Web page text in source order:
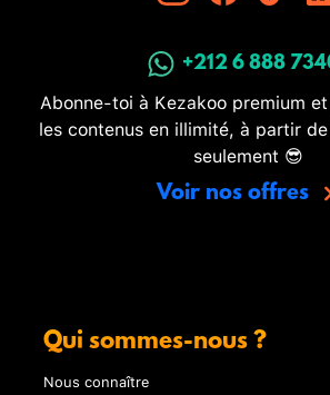
+212 6 888
Abonne-toi à Kezakoo premium
les contenus en illimité, à partir de
seulement 😎
Voir nos offres
Qui sommes-nous ?
Nous connaître